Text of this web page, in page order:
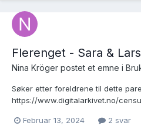
Flerenget - Sara &
Nina Kröger postet et emne i
Søker etter foreldrene til dette
https://www.digitalarkivet.no/
Februar 13, 2024
2 svar